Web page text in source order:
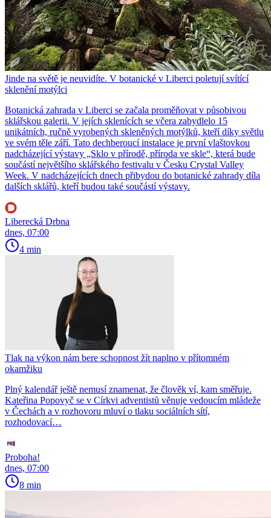
Jinde na světě je neuvidíte. V botanické v Liberci poletují svítící
sklenění motýlci
Botanická zahrada v Liberci se začala proměňovat v působivou
sklářskou galerii. V jejích sklenících se včera zabydlelo 15
unikátních, ručně vyrobených skleněných motýlků, kteří díky světlu
ve svém těle září. Tato dechberoucí instalace je první vlaštovkou
nadcházející výstavy „Sklo v přírodě, příroda ve skle“, která bude
součástí největšího sklářského festivalu v Česku Crystal Valley
Week. V nadcházejících dnech přibydou do botanické zahrady díla
dalších sklářů, kteří budou také součástí výstavy.
Liberecká Drbna
dnes, 07:00
4 min
Tlak na výkon nám bere schopnost žít naplno v přítomném
okamžiku
Plný kalendář ještě nemusí znamenat, že člověk ví, kam směřuje.
Kateřina Popovyč se v Církvi adventistů věnuje vedoucím mládeže
v Čechách a v rozhovoru mluví o tlaku sociálních sítí,
rozhodovací…
Proboha!
dnes, 07:00
8 min